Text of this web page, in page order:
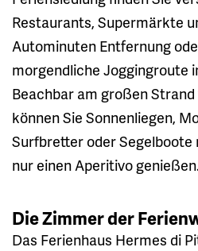
Restaurants, Supermärkte
Autominuten Entfernung
morgendliche Joggingroute
Beachbar am großen Strand
können Sie Sonnenliegen,
Surfbretter oder Segelboote
nur einen Aperitivo
Die Zimmer der
Das Ferienhaus Hermes di